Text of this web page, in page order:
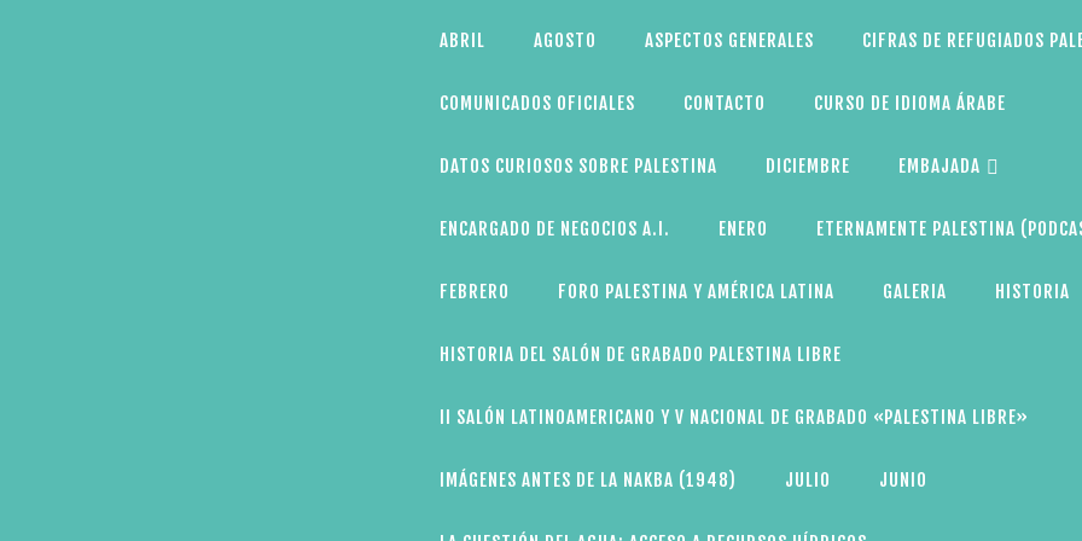
ABRIL AGOSTO ASPECTOS GENERALES CIFRAS DE REFUGIADOS
COMUNICADOS OFICIALES CONTACTO CURSO DE IDIOMA ÁRABE
DATOS CURIOSOS SOBRE PALESTINA DICIEMBRE EMBAJADA
ENCARGADO DE NEGOCIOS A.I. ENERO ETERNAMENTE PALESTINA
FEBRERO FORO PALESTINA Y AMÉRICA LATINA GALERIA HISTORIA
HISTORIA DEL SALÓN DE GRABADO PALESTINA LIBRE
II SALÓN LATINOAMERICANO Y V NACIONAL DE GRABADO «PALESTINA LIBRE»
IMÁGENES ANTES DE LA NAKBA (1948) JULIO JUNIO